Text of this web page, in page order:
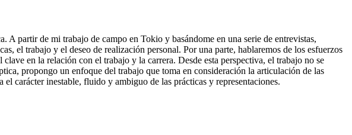
partir de mi trabajo de campo en Tokio y basándome en una serie de entrevistas,
el trabajo y el deseo de realización personal. Por una parte, hablaremos de los esfuerzos
en la relación con el trabajo y la carrera. Desde esta perspectiva, el trabajo no se
propongo un enfoque del trabajo que toma en consideración la articulación de las
carácter inestable, fluido y ambiguo de las prácticas y representaciones.